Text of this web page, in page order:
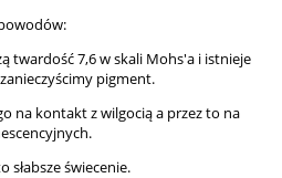
twardość 7,6 w skali Mohs'a i istnieje
pigment.
na kontakt z wilgocią a przez to na
słabsze świecenie.